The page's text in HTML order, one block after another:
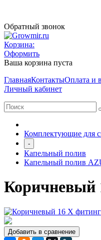
Обратный звонок
Корзина:
Оформить
Ваша корзина пуста
ГлавнаяКонтактыОплата и
Личный кабинет
Комплектующие для
-
Капельный полив
Капельный полив
Коричневый
Добавить в сравнение